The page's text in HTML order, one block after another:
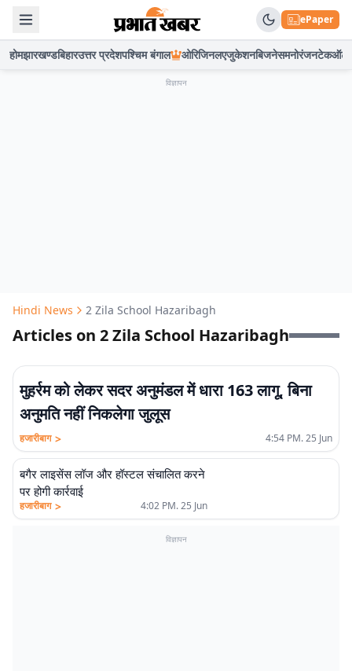
ePaper
होमझारखण्डबिहारउत्तर प्रदेशपश्चिम बंगाल ओरिजिनलएजुकेशनबिजनेसमनोरंजनटेकऑटो
विज्ञापन
Hindi News 2 Zila School Hazaribagh
Articles on 2 Zila School Hazaribagh
मुहर्रम को लेकर सदर अनुमंडल में धारा 163 लागू, बिना
अनुमति नहीं निकलेगा जुलूस
हजारीबाग > 4:54 PM. 25 Jun
बगैर लाइसेंस लॉज और हॉस्टल संचालित करने
पर होगी कार्रवाई
हजारीबाग > 4:02 PM. 25 Jun
विज्ञापन